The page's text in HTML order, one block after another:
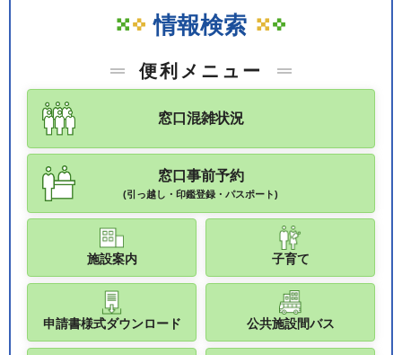
情報検索
便利メニュー
窓口混雑状況
窓口事前予約
(引っ越し・印鑑登録・パスポート)
施設案内 子育て
申請書様式ダウンロード 公共施設間バス